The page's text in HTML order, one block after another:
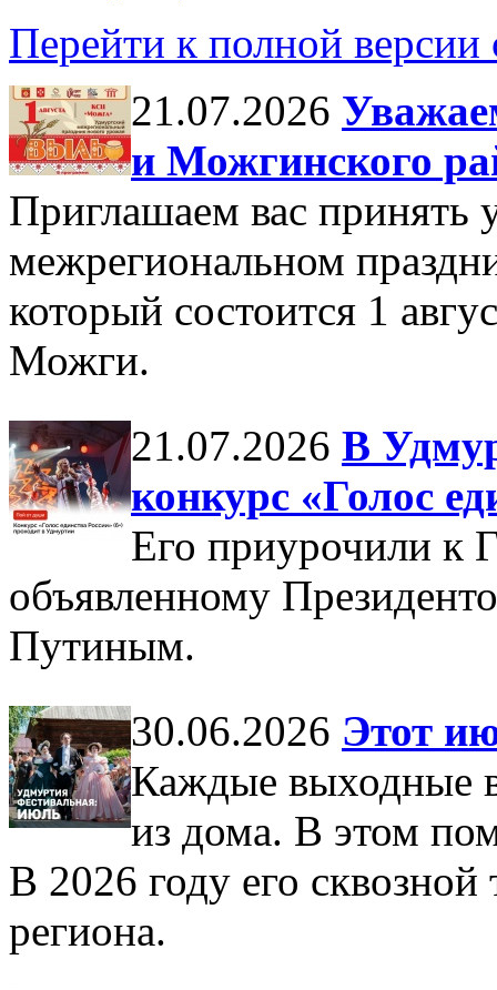
Перейти к полной версии
21.07.2026
и Можгинского
Приглашаем вас принять
межрегиональном
который состоится 1
Можги.
21.07.2026 В
конкурс «Голос
Его приурочили к
объявленному
Путиным.
30.06.2026 Этот
Каждые выходные
из дома. В этом
В 2026 году его
региона.